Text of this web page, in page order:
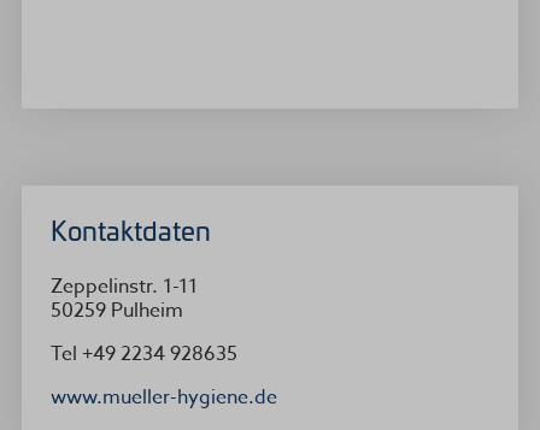
Kontaktdaten
Zeppelinstr. 1-11
50259 Pulheim
Tel +49 2234 928635
www.mueller-hygiene.de